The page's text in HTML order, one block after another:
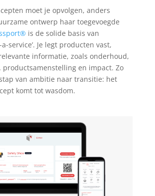
moet je opvolgen, anders
ontwerp haar toegevoegde
is de solide basis van
service’. Je legt producten vast,
informatie, zoals onderhoud,
en impact. Zo
van ambitie naar transitie: het
komt tot wasdom.